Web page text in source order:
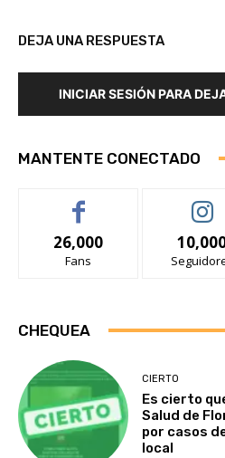
DEJA UNA RESPUESTA
INICIAR SESIÓN PARA
MANTENTE CONECTADO
26,000
Fans
CHEQUEA
CIERTO
Es cierto
Salud de
por casos
local